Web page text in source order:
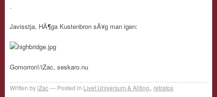
.
Javisstja, HÃ¶ga Kustenbron sÃ¥g man igen:
Gomorron!/iZac, seskaro.nu
Written byiZac Posted in Livet Universum & Allting. retratos